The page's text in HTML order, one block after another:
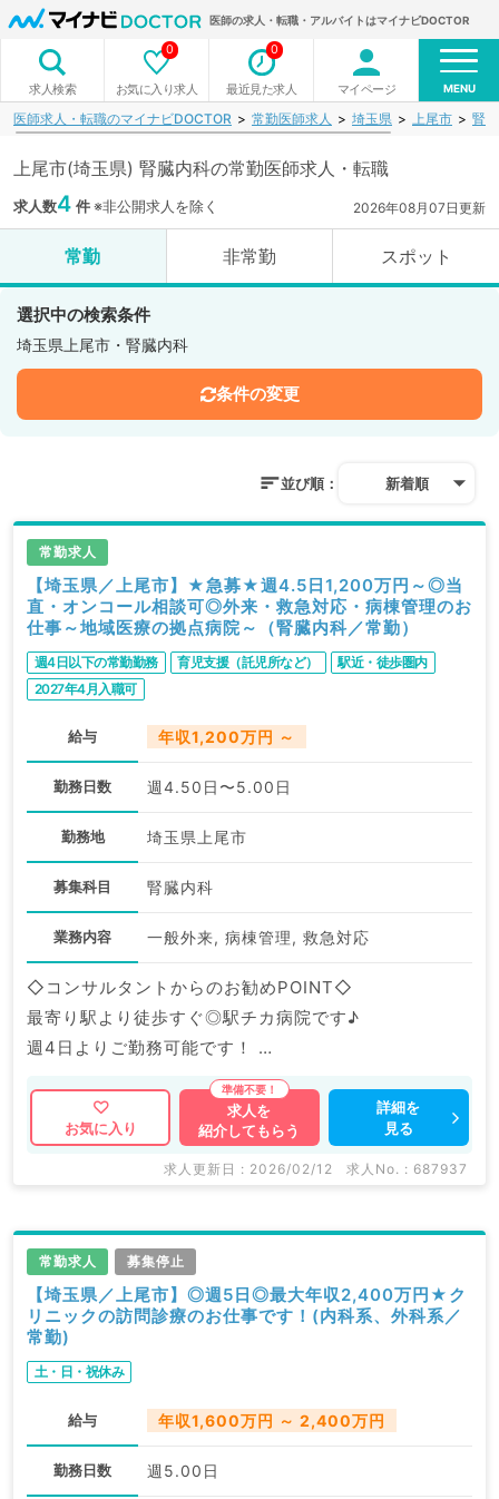
医師の求人・転職・アルバイトはマイナビDOCTOR
求人検索 お気に入り求人
0
最近見た求人
0
マイページ MENU
医師求人・転職のマイナビDOCTOR 常勤医師求人 埼玉県 上尾市 腎
上尾市(埼玉県) 腎臓内科の常勤医師求人・転職
求人数4 件※非公開求人を除く 2026年08月07日更新
常勤 非常勤 スポット
選択中の検索条件
埼玉県上尾市・腎臓内科
条件の変更
並び順： 新着順
常勤求人
【埼玉県／上尾市】★急募★週4.5日1,200万円～◎当
直・オンコール相談可◎外来・救急対応・病棟管理のお
仕事～地域医療の拠点病院～（腎臓内科／常勤）
週4日以下の常勤勤務 育児支援（託児所など）
駅近・徒歩圏内
2027年4月入職可
給与 年収1,200万円 ～
勤務日数 週4.50日〜5.00日
勤務地 埼玉県上尾市
募集科目 腎臓内科
業務内容 一般外来, 病棟管理, 救急対応
◇コンサルタントからのお勧めPOINT◇
最寄り駅より徒歩すぐ◎駅チカ病院です♪
週4日よりご勤務可能です！
マイナビDOCTORでは病院やクリニックなどの医療機
関求人はもちろんのこと、
掲載情報以外にも産業医等の企業系求人も多数扱ってい
求人内容の詳細等はお気軽にお問合せ下さい。
お気に入り
求人を
紹介してもらう
詳細を
見る
求人更新日 : 2026/02/12 求人No. : 687937
常勤求人 募集停止
【埼玉県／上尾市】◎週5日◎最大年収2,400万円★ク
リニックの訪問診療のお仕事です！(内科系、外科系／
常勤)
土・日・祝休み
給与 年収1,600万円 ～ 2,400万円
勤務日数 週5.00日